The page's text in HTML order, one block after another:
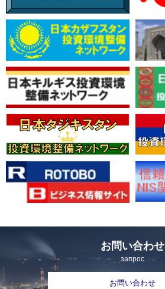
お問い合わせ
запрос
お問い合わせ